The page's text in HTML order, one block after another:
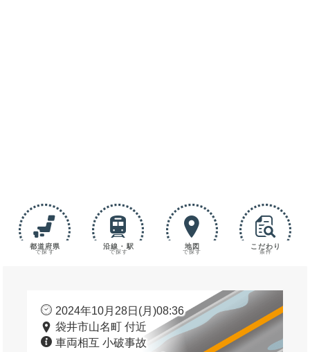
都道府県
で探す
沿線・駅
で探す
地図
で探す
こだわり
条件
2024年10月28日(月)08:36
袋井市山名町 付近
車両相互 小破事故